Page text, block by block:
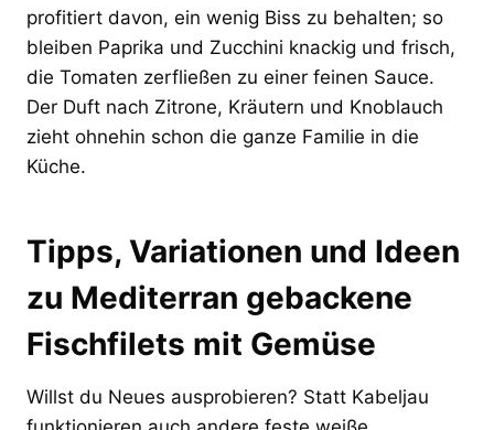
profitiert davon, ein wenig Biss zu behalten; so
bleiben Paprika und Zucchini knackig und frisch,
die Tomaten zerfließen zu einer feinen Sauce.
Der Duft nach Zitrone, Kräutern und Knoblauch
zieht ohnehin schon die ganze Familie in die
Küche.
Tipps, Variationen und Ideen
zu Mediterran gebackene
Fischfilets mit Gemüse
Willst du Neues ausprobieren? Statt Kabeljau